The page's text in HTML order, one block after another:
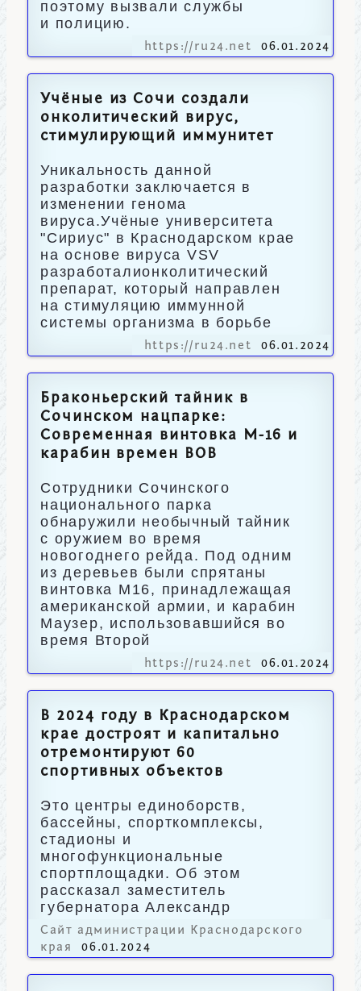
поэтому вызвали службы
и полицию.
https://ru24.net 06.01.2024
Учёные из Сочи создали
онколитический вирус,
стимулирующий иммунитет
Уникальность данной
разработки заключается в
изменении генома
вируса.Учёные университета
"Сириус" в Краснодарском крае
на основе вируса VSV
разработалионколитический
препарат, который направлен
на стимуляцию иммунной
системы организма в борьбе
https://ru24.net 06.01.2024
Браконьерский тайник в
Сочинском нацпарке:
Современная винтовка М-16 и
карабин времен ВОВ
Сотрудники Сочинского
национального парка
обнаружили необычный тайник
с оружием во время
новогоднего рейда. Под одним
из деревьев были спрятаны
винтовка М16, принадлежащая
американской армии, и карабин
Маузер, использовавшийся во
время Второй
https://ru24.net 06.01.2024
В 2024 году в Краснодарском
крае достроят и капитально
отремонтируют 60
спортивных объектов
Это центры единоборств,
бассейны, спорткомплексы,
стадионы и
многофункциональные
спортплощадки. Об этом
рассказал заместитель
губернатора Александр
Власов.
Сайт администрации Краснодарского
края
06.01.2024